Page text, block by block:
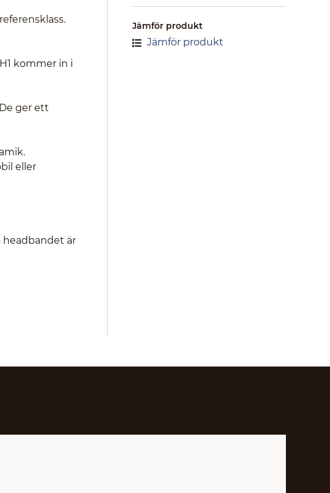
kommer in i
ger ett
eller
headbandet är
Jämför produkt
Jämför produkt